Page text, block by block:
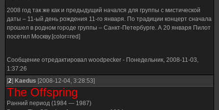
2008 год так же как и предыдущий начался для группы с мистической
даты – 11-ый день рождения 11-го января. По традиции концерт сначала
прошел в родном городе группы – Санкт-Петербурге. А 20 января Пилот
посетил Москву.[color=red]
Сообщение отредактировал woodpecker - Понедельник, 2008-11-03,
1:37:26
[2] Kaedus [2008-12-04, 3:28:53]
The Offspring
Ранний период (1984 — 1987)